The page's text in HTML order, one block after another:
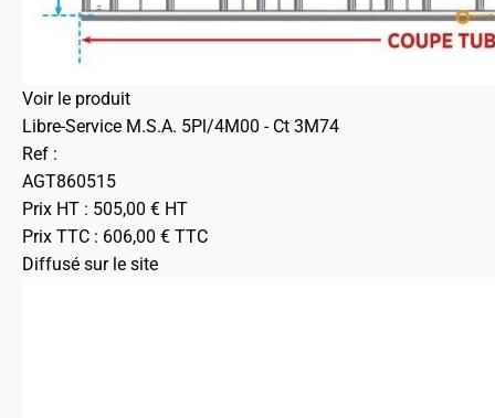
Voir le produit
Libre-Service M.S.A. 5Pl/4M00 - Ct 3M74
Ref :
AGT860515
Prix HT : 505,00 € HT
Prix TTC : 606,00 € TTC
Diffusé sur le site